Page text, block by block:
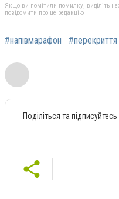
Якщо ви помітили помилку, виділіть
повідомити про це редакцію
#напівмарафон
Поділіться та